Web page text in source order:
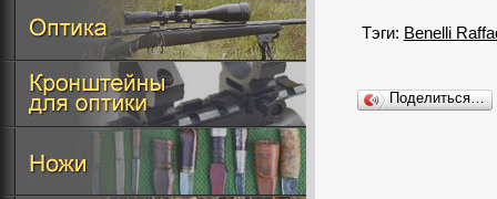
Тэги: Benelli
Поделиться…